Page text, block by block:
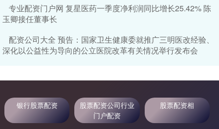
专业配资门户网 复星医药一季度净利润同比增长25.42% 陈
玉卿接任董事长
配资公司大全 预告：国家卫生健康委就推广三明医改经验、
深化以公益性为导向的公立医院改革有关情况举行发布会
银行股票配资
股票配资公司行业
门户配资
股票配资相